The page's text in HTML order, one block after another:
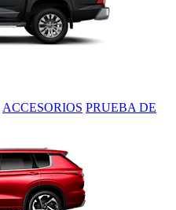
ACCESORIOS PRUEBA DE